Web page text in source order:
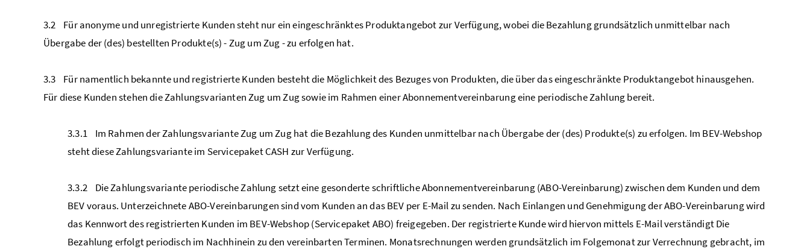
3.2 Für anonyme und unregistrierte Kunden steht nur ein eingeschränktes Produktangebot zur Verfügung, wobei die Bezahlung grundsätzlich unmittelbar nach
Übergabe der (des) bestellten Produkte(s) - Zug um Zug - zu erfolgen hat.
3.3 Für namentlich bekannte und registrierte Kunden besteht die Möglichkeit des Bezuges von Produkten, die über das eingeschränkte Produktangebot hinausgehen.
Für diese Kunden stehen die Zahlungsvarianten Zug um Zug sowie im Rahmen einer Abonnementvereinbarung eine periodische Zahlung bereit.
3.3.1 Im Rahmen der Zahlungsvariante Zug um Zug hat die Bezahlung des Kunden unmittelbar nach Übergabe der (des) Produkte(s) zu erfolgen. Im BEV-Webshop
steht diese Zahlungsvariante im Servicepaket CASH zur Verfügung.
3.3.2 Die Zahlungsvariante periodische Zahlung setzt eine gesonderte schriftliche Abonnementvereinbarung (ABO-Vereinbarung) zwischen dem Kunden und dem
BEV voraus. Unterzeichnete ABO-Vereinbarungen sind vom Kunden an das BEV per E-Mail zu senden. Nach Einlangen und Genehmigung der ABO-Vereinbarung wird
das Kennwort des registrierten Kunden im BEV-Webshop (Servicepaket ABO) freigegeben. Der registrierte Kunde wird hiervon mittels E-Mail verständigt Die
Bezahlung erfolgt periodisch im Nachhinein zu den vereinbarten Terminen. Monatsrechnungen werden grundsätzlich im Folgemonat zur Verrechnung gebracht, im